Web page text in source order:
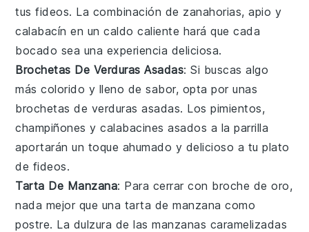
tus fideos. La combinación de zanahorias,apio y
calabacín en un caldo caliente hará que cada
bocado sea una experiencia deliciosa.
Brochetas De Verduras Asadas: Si buscas algo
más colorido y lleno de sabor, opta por unas
brochetas de verduras asadas. Lospimientos,
champiñones ycalabacines asados a la parrilla
aportarán un toque ahumado y delicioso a tu plato
de fideos.
Tarta De Manzana: Para cerrar con broche de oro,
nada mejor que una tarta de manzana como
postre. La dulzura de lasmanzanas caramelizadas